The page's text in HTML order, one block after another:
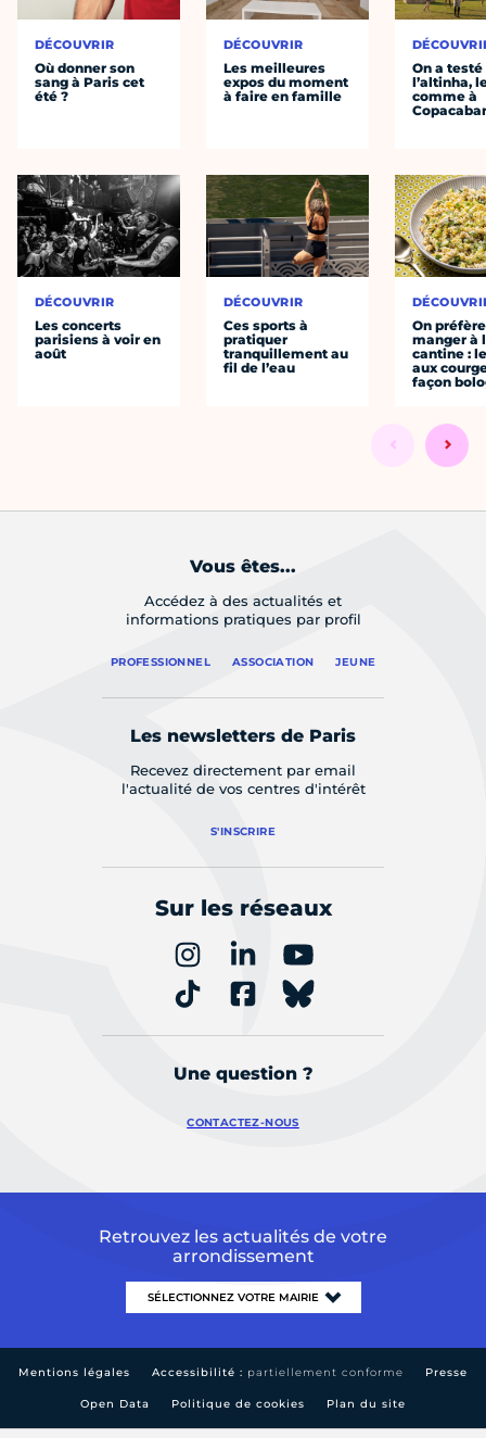
DÉCOUVRIR
Où donner son
sang à Paris cet
été ?
DÉCOUVRIR
Les concerts
parisiens à voir en
août
DÉCOUVRIR
Les meilleures
expos du moment
à faire en famille
DÉCOUVRIR
Ces sports à
pratiquer
tranquillement au
fil de l’eau
On a testé
l’altinha,
comme à
On préfère
manger à
cantine :
aux
façon
Vous êtes...
Accédez à des actualités et
informations pratiques par profil
PROFESSIONNEL ASSOCIATION JEUNE
Les newsletters de Paris
Recevez directement par email
l'actualité de vos centres d'intérêt
S'INSCRIRE
Sur les réseaux
Une question ?
CONTACTEZ-NOUS
Retrouvez les actualités de votre
arrondissement
Mentions légales Accessibilité : partiellement conforme Presse
Open Data Politique de cookies Plan du site